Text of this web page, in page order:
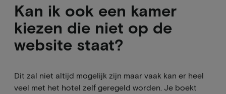
Kan ik ook een kamer
kiezen die niet op de
website staat?
Dit zal niet altijd mogelijk zijn maar vaak kan er heel
veel met het hotel zelf geregeld worden. Je boekt